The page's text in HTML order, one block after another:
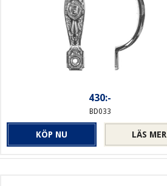
430:-
BD033
LÄS MER
KÖP NU